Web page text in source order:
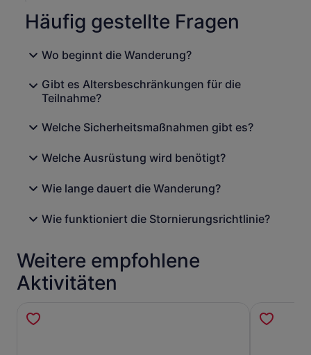
18. Jahrhundert.
Beginnen Sie gegen 16:30 Uhr Ihre Reise zurück nach
Sofia. Ihr Reiseleiter bringt Sie zu Ihrem Hotel.
Häufig gestellte Fragen
Wo beginnt die Wanderung?
Gibt es Altersbeschränkungen für die
Teilnahme?
Welche Sicherheitsmaßnahmen gibt es?
Welche Ausrüstung wird benötigt?
Wie lange dauert die Wanderung?
Wie funktioniert die Stornierungsrichtlinie?
Weitere empfohlene
Aktivitäten